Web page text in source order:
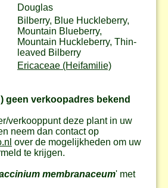
Douglas
Bilberry, Blue Huckleberry,
Mountain Blueberry,
Mountain Huckleberry, Thin-
leaved Bilberry
Ericaceae (Heifamilie)
geen verkoopadres bekend
verkooppunt deze plant in uw
neem dan contact op
over de mogelijkheden om uw
te krijgen.
membranaceum' met